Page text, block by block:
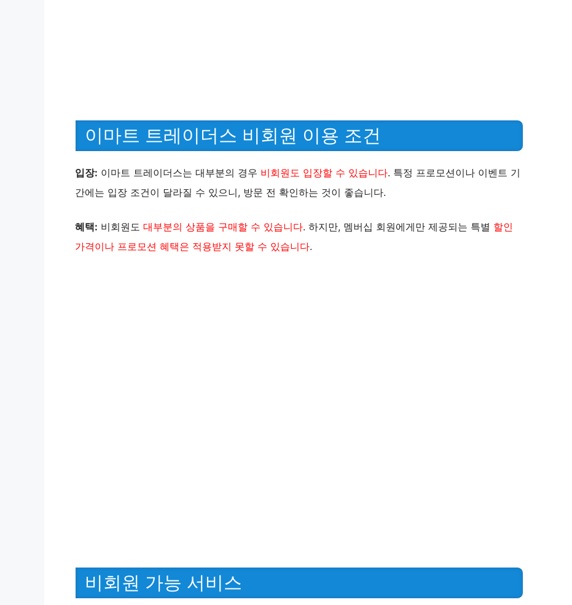
이마트 트레이더스 비회원 이용 조건
입장: 이마트 트레이더스는 대부분의 경우 비회원도 입장할 수 있습니다. 특정 프로모션이나 이벤트 기
간에는 입장 조건이 달라질 수 있으니, 방문 전 확인하는 것이 좋습니다.
혜택: 비회원도 대부분의 상품을 구매할 수 있습니다. 하지만, 멤버십 회원에게만 제공되는 특별 할인
가격이나 프로모션 혜택은 적용받지 못할 수 있습니다.
비회원 가능 서비스